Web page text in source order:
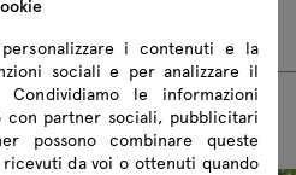
i contenuti e la
sociali e per analizzare il
le informazioni
partner sociali, pubblicitari
possono combinare queste
da voi o ottenuti quando